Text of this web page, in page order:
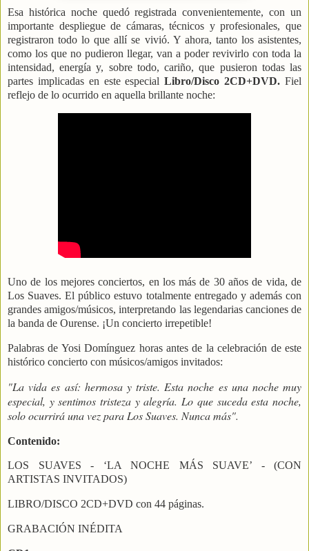
Esa histórica noche quedó registrada convenientemente, con un
importante despliegue de cámaras, técnicos y profesionales, que
registraron todo lo que allí se vivió. Y ahora, tanto los asistentes,
como los que no pudieron llegar, van a poder revivirlo con toda la
intensidad, energía y, sobre todo, cariño, que pusieron todas las
partes implicadas en este especialLibro/Disco 2CD+DVD.Fiel
reflejo de lo ocurrido en aquella brillante noche:
Uno de los mejores conciertos, en los más de 30 años de vida, de
Los Suaves. El público estuvo totalmente entregado y además con
grandes amigos/músicos, interpretando las legendarias canciones de
la banda de Ourense. ¡Un concierto irrepetible!
Palabras de Yosi Domínguez horas antes de la celebración de este
histórico concierto con músicos/amigos invitados:
"La vida es así: hermosa y triste. Esta noche es una noche muy
especial, y sentimos tristeza y alegría. Lo que suceda esta noche,
solo ocurrirá una vez para Los Suaves. Nunca más".
Contenido:
LOS SUAVES - ‘LA NOCHE MÁS SUAVE’ - (CON
ARTISTAS INVITADOS)
LIBRO/DISCO 2CD+DVD con 44 páginas.
GRABACIÓN INÉDITA